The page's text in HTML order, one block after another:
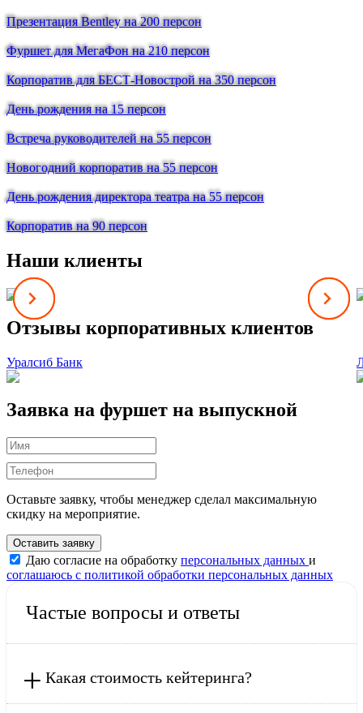
Презентация Bentley на 200 персон
Фуршет для МегаФон на 210 персон
Корпоратив для БЕСТ-Новострой на 350 персон
День рождения на 15 персон
Встреча руководителей на 55 персон
Новогодний корпоратив на 55 персон
День рождения директора театра на 55 персон
Корпоратив на 90 персон
Наши клиенты
Отзывы корпоративных клиентов
Уралсиб Банк
Заявка на фуршет на выпускной
Оставьте заявку, чтобы менеджер сделал максимальную
скидку на мероприятие.
Оставить заявку
Даю согласие на обработку персональных данных и
соглашаюсь с политикой обработки персональных данных
Частые вопросы и ответы
+ Какая стоимость кейтеринга?